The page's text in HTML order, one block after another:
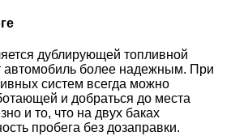
дублирующей топливной
автомобиль более надежным. При
систем всегда можно
и добраться до места
и то, что на двух баках
пробега без дозаправки.